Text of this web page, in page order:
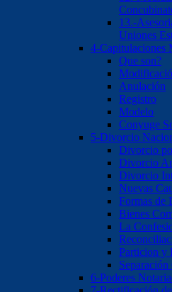
13.-
Uniones
4-Capitulaciones
Que son?
Anulación
Registro
Modelo
Conyuge
5-Divorcio
Divorcio
Divorcio
Divorcio
Nuevas
Formas de
Bienes
La
Particion y
6-Poderes